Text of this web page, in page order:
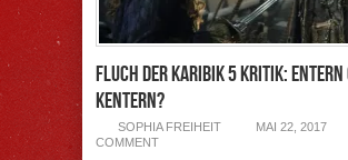
Fluch der Karibik 5 Kritik: Entern
Kentern?
SOPHIA FREIHEIT MAI 22, 2017
COMMENT